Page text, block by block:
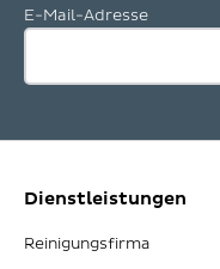
E-Mail-Adresse
Dienstleistungen
Reinigungsfirma